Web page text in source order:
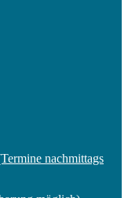
nachmittags